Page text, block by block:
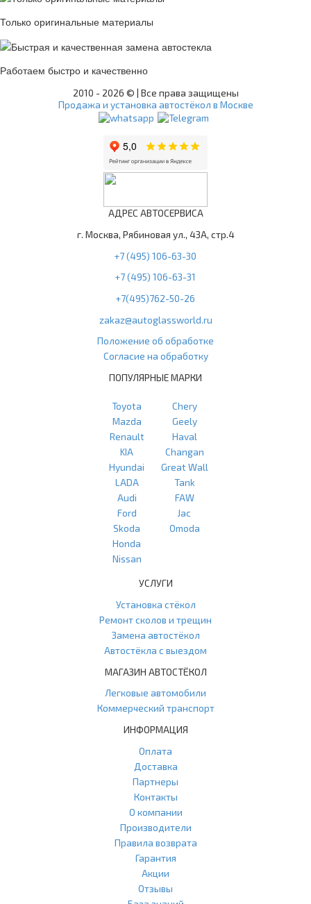
Только оригинальные материалы
Работаем быстро и качественно
2010 - 2026 © | Все права защищены
Продажа и установка автостёкол в Москве
АДРЕС АВТОСЕРВИСА
г. Москва, Рябиновая ул., 43А, стр.4
+7 (495) 106-63-30
+7 (495) 106-63-31
+7(495)762-50-26
zakaz@autoglassworld.ru
Положение об обработке
Согласие на обработку
ПОПУЛЯРНЫЕ МАРКИ
Toyota
Mazda
Renault
KIA
Hyundai
LADA
Audi
Ford
Skoda
Honda
Nissan
Chery
Geely
Haval
Changan
Great Wall
Tank
FAW
Jac
Omoda
УСЛУГИ
Установка стёкол
Ремонт сколов и трещин
Замена автостёкол
Автостёкла с выездом
МАГАЗИН АВТОСТЁКОЛ
Легковые автомобили
Коммерческий транспорт
ИНФОРМАЦИЯ
Оплата
Доставка
Партнеры
Контакты
О компании
Производители
Правила возврата
Гарантия
Акции
Отзывы